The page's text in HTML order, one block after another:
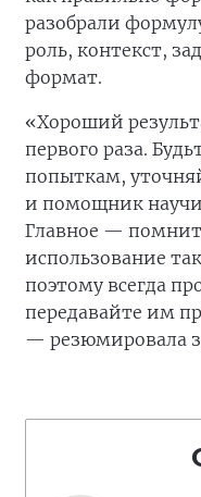
разобрали
роль, контекст,
формат.
«Хороший
первого раза.
попыткам,
и помощник
Главное —
использование
поэтому всегда
передавайте им
— резюмировала